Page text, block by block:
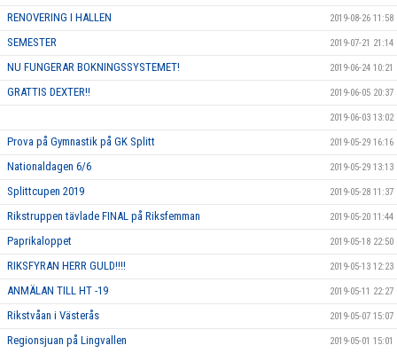
RENOVERING I HALLEN 2019-08-26 11:58
SEMESTER 2019-07-21 21:14
NU FUNGERAR BOKNINGSSYSTEMET! 2019-06-24 10:21
GRATTIS DEXTER!! 2019-06-05 20:37
2019-06-03 13:02
Prova på Gymnastik på GK Splitt 2019-05-29 16:16
Nationaldagen 6/6 2019-05-29 13:13
Splittcupen 2019 2019-05-28 11:37
Rikstruppen tävlade FINAL på Riksfemman 2019-05-20 11:44
Paprikaloppet 2019-05-18 22:50
RIKSFYRAN HERR GULD!!!! 2019-05-13 12:23
ANMÄLAN TILL HT -19 2019-05-11 22:27
Rikstvåan i Västerås 2019-05-07 15:07
Regionsjuan på Lingvallen 2019-05-01 15:01